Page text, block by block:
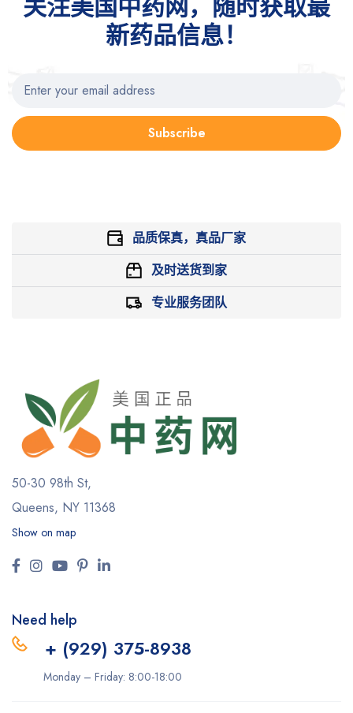
关注美国中药网，随时获取最
新药品信息！
Subscribe
品质保真，真品厂家
及时送货到家
专业服务团队
50-30 98th St,
Queens, NY 11368
Show on map
Need help
+ (929) 375-8938
Monday – Friday: 8:00-18:00